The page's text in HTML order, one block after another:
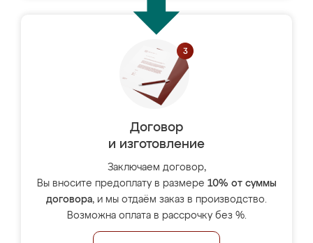
Договор
и изготовление
Заключаем договор,
Вы вносите предоплату в размере 10% от суммы
договора, и мы отдаём заказ в производство.
Возможна оплата в рассрочку без %.